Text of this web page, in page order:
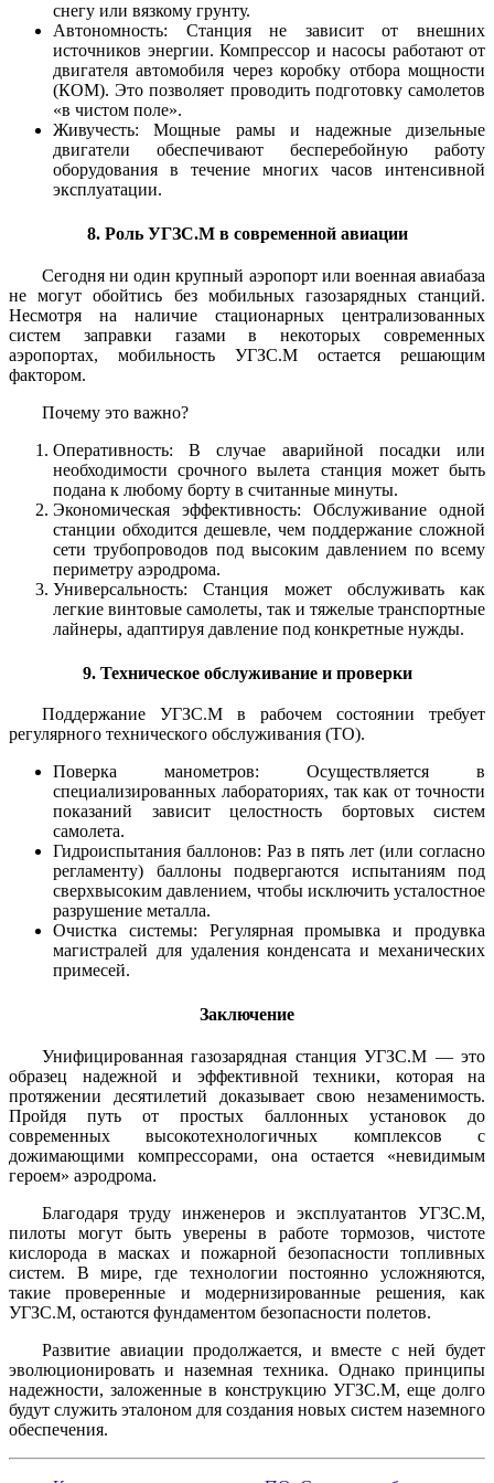
снегу или вязкому грунту.
Автономность: Станция не зависит от внешних
источников энергии. Компрессор и насосы работают от
двигателя автомобиля через коробку отбора мощности
(КОМ). Это позволяет проводить подготовку самолетов
«в чистом поле».
Живучесть: Мощные рамы и надежные дизельные
двигатели обеспечивают бесперебойную работу
оборудования в течение многих часов интенсивной
эксплуатации.
8. Роль УГЗС.М в современной авиации
Сегодня ни один крупный аэропорт или военная авиабаза
не могут обойтись без мобильных газозарядных станций.
Несмотря на наличие стационарных централизованных
систем заправки газами в некоторых современных
аэропортах, мобильность УГЗС.М остается решающим
фактором.
Почему это важно?
Оперативность: В случае аварийной посадки или
необходимости срочного вылета станция может быть
подана к любому борту в считанные минуты.
Экономическая эффективность: Обслуживание одной
станции обходится дешевле, чем поддержание сложной
сети трубопроводов под высоким давлением по всему
периметру аэродрома.
Универсальность: Станция может обслуживать как
легкие винтовые самолеты, так и тяжелые транспортные
лайнеры, адаптируя давление под конкретные нужды.
9. Техническое обслуживание и проверки
Поддержание УГЗС.М в рабочем состоянии требует
регулярного технического обслуживания (ТО).
Поверка манометров: Осуществляется в
специализированных лабораториях, так как от точности
показаний зависит целостность бортовых систем
самолета.
Гидроиспытания баллонов: Раз в пять лет (или согласно
регламенту) баллоны подвергаются испытаниям под
сверхвысоким давлением, чтобы исключить усталостное
разрушение металла.
Очистка системы: Регулярная промывка и продувка
магистралей для удаления конденсата и механических
примесей.
Заключение
Унифицированная газозарядная станция УГЗС.М — это
образец надежной и эффективной техники, которая на
протяжении десятилетий доказывает свою незаменимость.
Пройдя путь от простых баллонных установок до
современных высокотехнологичных комплексов с
дожимающими компрессорами, она остается «невидимым
героем» аэродрома.
Благодаря труду инженеров и эксплуатантов УГЗС.М,
пилоты могут быть уверены в работе тормозов, чистоте
кислорода в масках и пожарной безопасности топливных
систем. В мире, где технологии постоянно усложняются,
такие проверенные и модернизированные решения, как
УГЗС.М, остаются фундаментом безопасности полетов.
Развитие авиации продолжается, и вместе с ней будет
эволюционировать и наземная техника. Однако принципы
надежности, заложенные в конструкцию УГЗС.М, еще долго
будут служить эталоном для создания новых систем наземного
обеспечения.